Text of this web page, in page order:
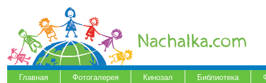
Главная Фотогалерея Кинозал Библиотека